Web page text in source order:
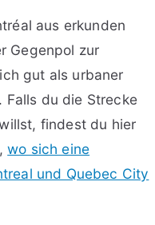
aus erkunden
Gegenpol zur
gut als urbaner
Falls du die Strecke
findest du hier
wo sich eine
und Quebec City